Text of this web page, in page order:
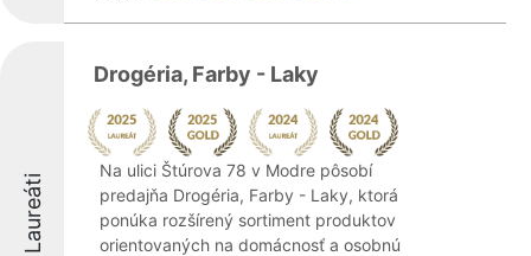
Laureáti
Drogéria, Farby - Laky
Na ulici Štúrova 78 v Modre pôsobí
predajňa Drogéria, Farby - Laky, ktorá
ponúka rozšírený sortiment produktov
orientovaných na domácnosť a osobnú